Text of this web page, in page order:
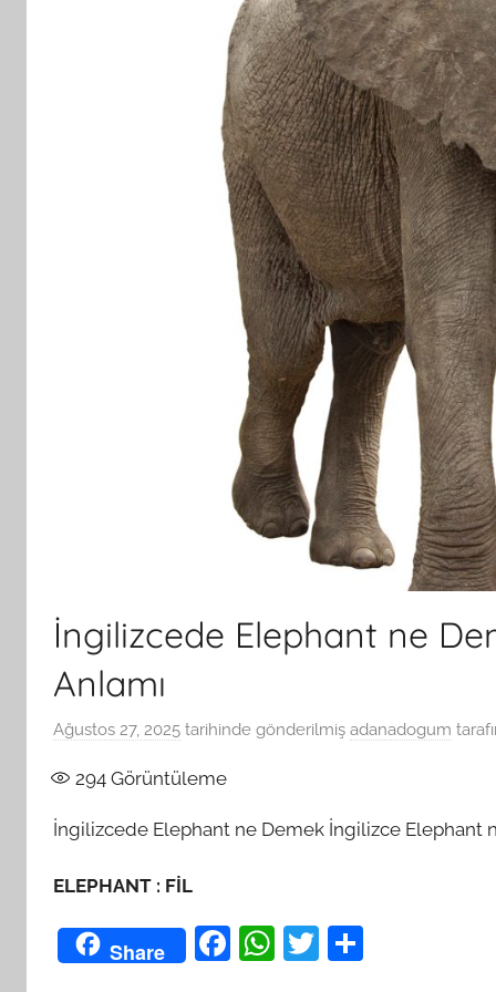
İngilizcede Elephant ne
Anlamı
Ağustos 27, 2025 tarihinde gönderilmiş adanadogum
294 Görüntüleme
İngilizcede Elephant ne Demek İngilizce Elephant
ELEPHANT : FİL
Share
F
W T